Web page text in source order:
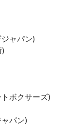
ャパン)
ボクサーズ)
パン)